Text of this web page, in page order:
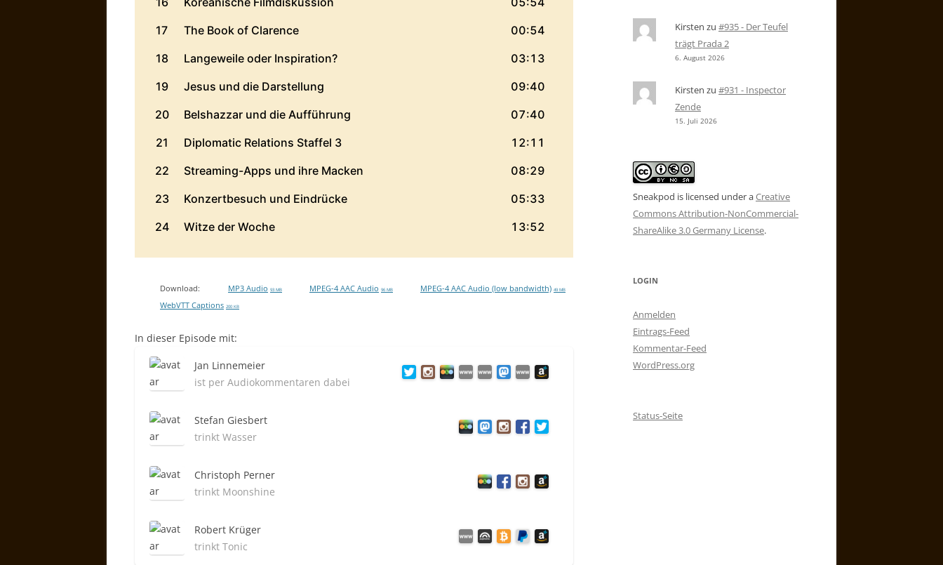
Download: MP3 Audio 93 MB MPEG-4 AAC Audio 96 MB MPEG-4 AAC Audio (low bandwidth) 49 MB
WebVTT Captions 200 KB
In dieser Episode mit:
Jan Linnemeier
ist per Audiokommentaren dabei
Stefan Giesbert
trinkt Wasser
Christoph Perner
trinkt Moonshine
Robert Krüger
trinkt Tonic
Kirsten zu #935 - Der Teufel
trägt Prada 2
6. August 2026
Kirsten zu #931 - Inspector
Zende
15. Juli 2026
Sneakpod is licensed under aCreative
Commons Attribution-NonCommercial-
ShareAlike 3.0 Germany License.
LOGIN
Anmelden
Eintrags-Feed
Kommentar-Feed
WordPress.org
Status-Seite